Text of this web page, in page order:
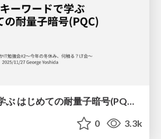
32のキーワードで学ぶ はじめての耐量子暗号(PQC) / Getting Started with Post-Quantum Cryptography in 32 keywords
0 3.3k